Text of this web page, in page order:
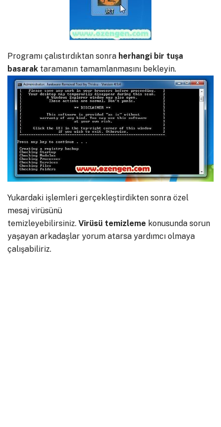
Programı çalıstırdıktan sonra herhangi bir tuşa
basarak taramanın tamamlanmasını bekleyin.
Yukardaki işlemleri gerçekleştirdikten sonra özel
mesaj virüsünü
temizleyebilirsiniz. Virüsü temizleme konusunda sorun
yaşayan arkadaşlar yorum atarsa yardımcı olmaya
çalışabiliriz.